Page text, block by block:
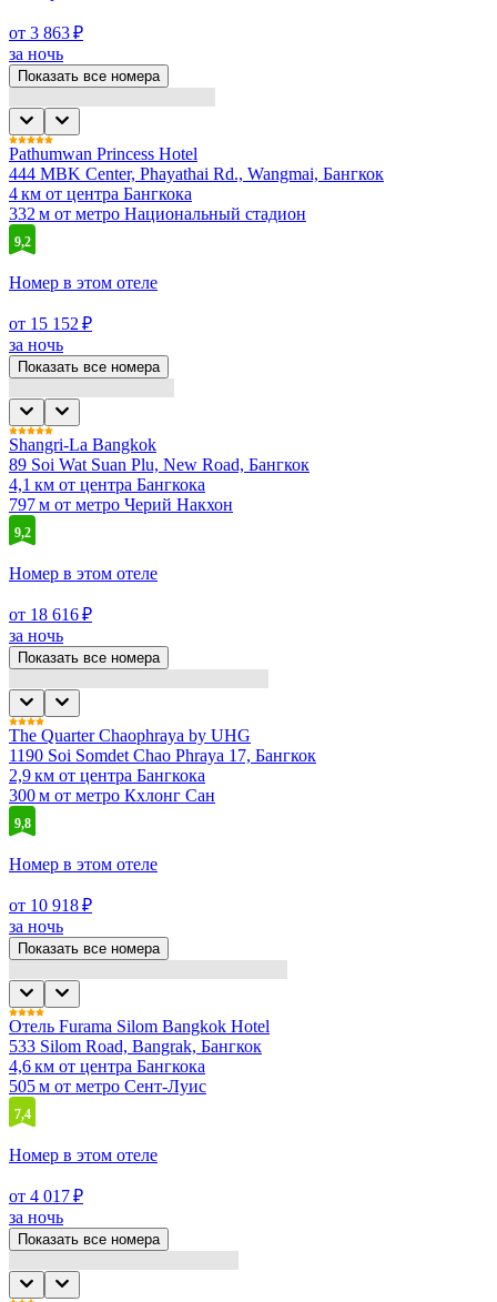
от 3 863 ₽
за ночь
Показать все номера
Pathumwan Princess Hotel
444 MBK Center, Phayathai Rd., Wangmai, Бангкок
4 км от центра Бангкока
332 м от метро Национальный стадион
9,2
Номер в этом отеле
от 15 152 ₽
за ночь
Показать все номера
Shangri-La Bangkok
89 Soi Wat Suan Plu, New Road, Бангкок
4,1 км от центра Бангкока
797 м от метро Черий Накхон
9,2
Номер в этом отеле
от 18 616 ₽
за ночь
Показать все номера
The Quarter Chaophraya by UHG
1190 Soi Somdet Chao Phraya 17, Бангкок
2,9 км от центра Бангкока
300 м от метро Кхлонг Сан
9,8
Номер в этом отеле
от 10 918 ₽
за ночь
Показать все номера
Отель Furama Silom Bangkok Hotel
533 Silom Road, Bangrak, Бангкок
4,6 км от центра Бангкока
505 м от метро Сент-Луис
7,4
Номер в этом отеле
от 4 017 ₽
за ночь
Показать все номера